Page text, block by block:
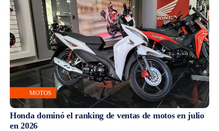
MOTOS
Honda dominó el ranking de ventas de motos en julio
en 2026